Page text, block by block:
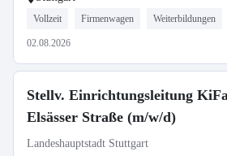
Vollzeit Firmenwagen Weiterbildungen
02.08.2026
Stellv. Einrichtungsleitung
Elsässer Straße (m/w/d)
Landeshauptstadt Stuttgart